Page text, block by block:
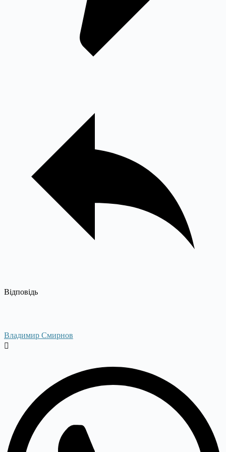
Відповідь
Владимир Смирнов